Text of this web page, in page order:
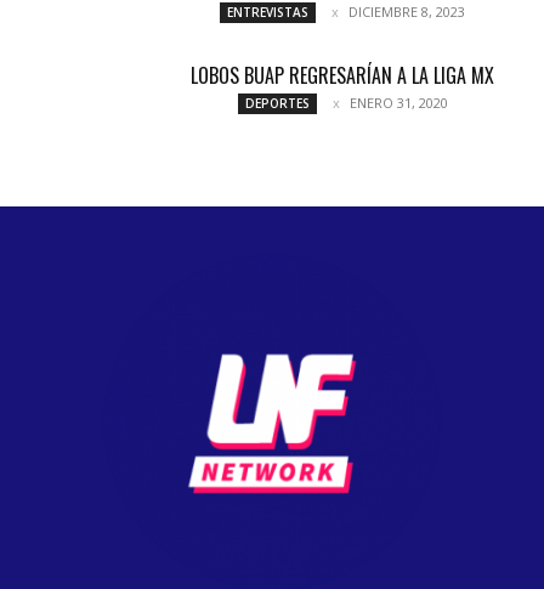
ENTREVISTAS DICIEMBRE 8, 2023
LOBOS BUAP REGRESARÍAN A LA LIGA MX
DEPORTES ENERO 31, 2020